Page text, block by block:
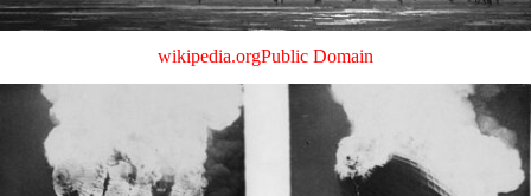
wikipedia.orgPublic Domain